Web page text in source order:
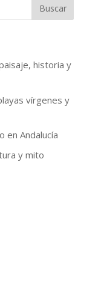
historia y
vírgenes y
en Andalucía
y mito